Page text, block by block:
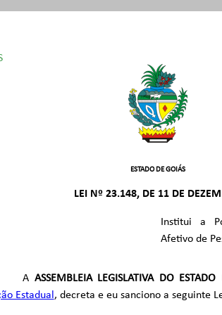
ESTADO DE GOIÁS
LEI Nº 23.148, DE 11 DE
Institui a
Afetivo de
A ASSEMBLEIA LEGISLATIVA DO ESTADO
Estadual , decreta e eu sanciono a seguinte